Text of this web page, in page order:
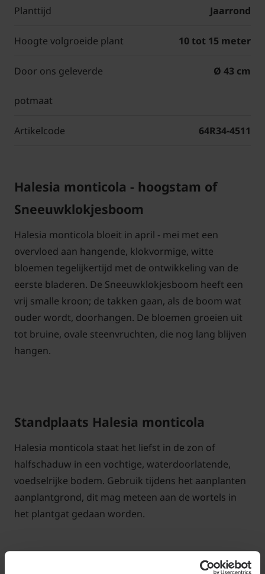
Planttijd Jaarrond
Hoogte volgroeide plant 10 tot 15 meter
Door ons geleverde
potmaat
Ø 43 cm
Artikelcode 64R34-4511
Halesia monticola - hoogstam of
Sneeuwklokjesboom
Halesia monticola bloeit in april - mei met een
overvloed aan hangende, klokvormige, witte
bloemen tegelijkertijd met de ontwikkeling van de
eerste bladeren. De Sneeuwklokjesboom heeft een
vrij smalle kroon; de takken gaan, als de boom wat
ouder wordt, doorhangen. De bloemen groeien uit
tot bruine, ovale steenvruchten, die nog lang blijven
hangen.
Standplaats Halesia monticola
Halesia monticola staat het liefst in de zon of
halfschaduw in een vochtige, waterdoorlatende,
voedselrijke bodem. Gebruik tijdens het aanplanten
aanplantgrond, dit mag meteen aan de wortels in
het plantgat gedaan worden.